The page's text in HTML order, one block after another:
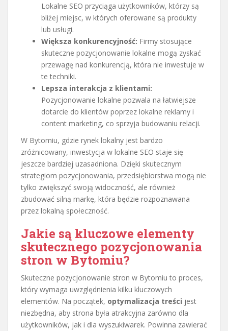
Lokalne SEO przyciąga użytkowników, którzy są
bliżej miejsc, w których oferowane są produkty
lub usługi.
Większa konkurencyjność: Firmy stosujące
skuteczne pozycjonowanie lokalne mogą zyskać
przewagę nad konkurencją, która nie inwestuje w
te techniki.
Lepsza interakcja z klientami:
Pozycjonowanie lokalne pozwala na łatwiejsze
dotarcie do klientów poprzez lokalne reklamy i
content marketing, co sprzyja budowaniu relacji.
W Bytomiu, gdzie rynek lokalny jest bardzo
zróżnicowany, inwestycja w lokalne SEO staje się
jeszcze bardziej uzasadniona. Dzięki skutecznym
strategiom pozycjonowania, przedsiębiorstwa mogą nie
tylko zwiększyć swoją widoczność, ale również
zbudować silną markę, która będzie rozpoznawana
przez lokalną społeczność.
Jakie są kluczowe elementy
skutecznego pozycjonowania
stron w Bytomiu?
Skuteczne pozycjonowanie stron w Bytomiu to proces,
który wymaga uwzględnienia kilku kluczowych
elementów. Na początek, optymalizacja treści jest
niezbędna, aby strona była atrakcyjna zarówno dla
użytkowników, jak i dla wyszukiwarek. Powinna zawierać